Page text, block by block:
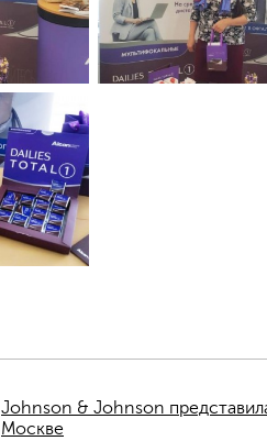
Johnson & Johnson
Москве